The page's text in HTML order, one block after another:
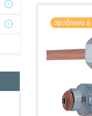
Зроблено в